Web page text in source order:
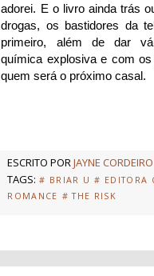
adorei. E o livro ainda trás
drogas, os bastidores da
primeiro, além de dar
química explosiva e com
quem será o próximo casal.
ESCRITO PORJAYNE CORDEIRO
TAGS: # BRIAR U # EDITORA
ROMANCE # THE RISK